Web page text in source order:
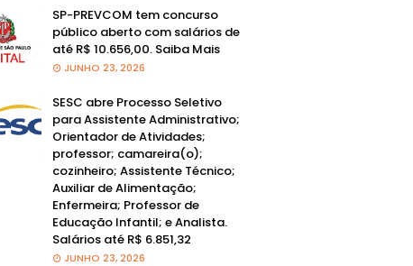
SP-PREVCOM tem concurso
público aberto com salários de
até R$ 10.656,00. Saiba Mais
JUNHO 23, 2026
SESC abre Processo Seletivo
para Assistente Administrativo;
Orientador de Atividades;
professor; camareira(o);
cozinheiro; Assistente Técnico;
Auxiliar de Alimentação;
Enfermeira; Professor de
Educação Infantil; e Analista.
Salários até R$ 6.851,32
JUNHO 23, 2026